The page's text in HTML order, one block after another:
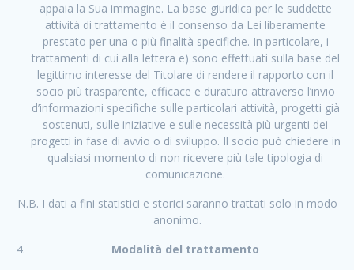
appaia la Sua immagine. La base giuridica per le suddette
attività di trattamento è il consenso da Lei liberamente
prestato per una o più finalità specifiche. In particolare, i
trattamenti di cui alla lettera e) sono effettuati sulla base del
legittimo interesse del Titolare di rendere il rapporto con il
socio più trasparente, efficace e duraturo attraverso l’invio
d’informazioni specifiche sulle particolari attività, progetti già
sostenuti, sulle iniziative e sulle necessità più urgenti dei
progetti in fase di avvio o di sviluppo. Il socio può chiedere in
qualsiasi momento di non ricevere più tale tipologia di
comunicazione.
N.B. I dati a fini statistici e storici saranno trattati solo in modo
anonimo.
Modalità del trattamento